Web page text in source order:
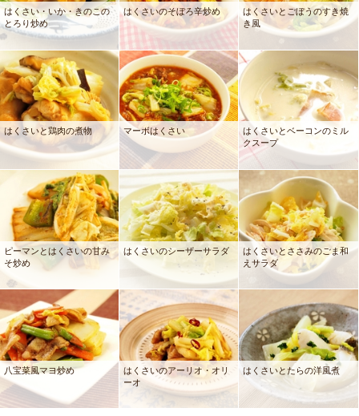
はくさい・いか・きのこの
とろり炒め
はくさいのそぼろ辛炒め
はくさいとごぼうのすき焼
き風
はくさいと鶏肉の煮物 マーボはくさい
はくさいとベーコンのミル
クスープ
ピーマンとはくさいの甘み
そ炒め
はくさいのシーザーサラダ
はくさいとささみのごま和
えサラダ
八宝菜風マヨ炒め
はくさいのアーリオ・オリ
ーオ
はくさいとたらの洋風煮